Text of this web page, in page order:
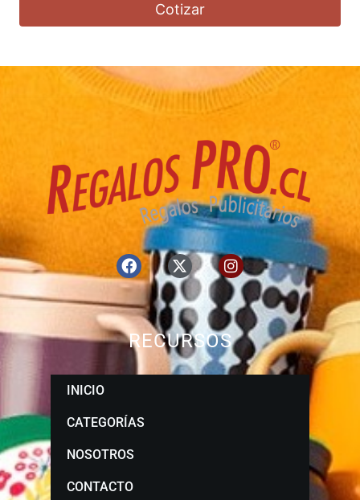
Cotizar
RECURSOS
INICIO
CATEGORÍAS
NOSOTROS
CONTACTO